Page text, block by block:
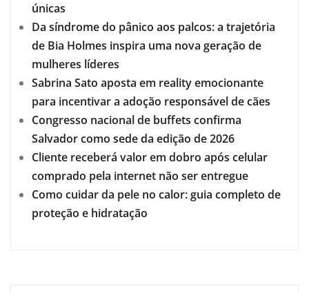
únicas
Da síndrome do pânico aos palcos: a trajetória
de Bia Holmes inspira uma nova geração de
mulheres líderes
Sabrina Sato aposta em reality emocionante
para incentivar a adoção responsável de cães
Congresso nacional de buffets confirma
Salvador como sede da edição de 2026
Cliente receberá valor em dobro após celular
comprado pela internet não ser entregue
Como cuidar da pele no calor: guia completo de
proteção e hidratação